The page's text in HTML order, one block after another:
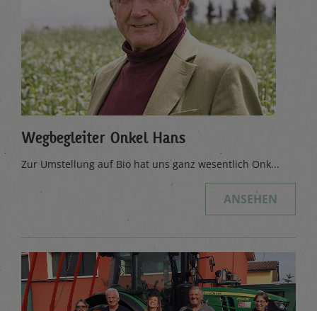
Wegbegleiter Onkel Hans
Zur Umstellung auf Bio hat uns ganz wesentlich Onk...
ANSEHEN